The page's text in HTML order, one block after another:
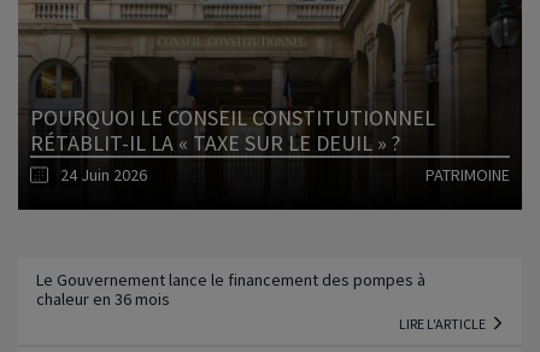
POURQUOI LE CONSEIL CONSTITUTIONNEL
RÉTABLIT-IL LA « TAXE SUR LE DEUIL » ?
24 Juin 2026 PATRIMOINE
Le Gouvernement lance le financement des pompes à
chaleur en 36 mois
LIRE L'ARTICLE